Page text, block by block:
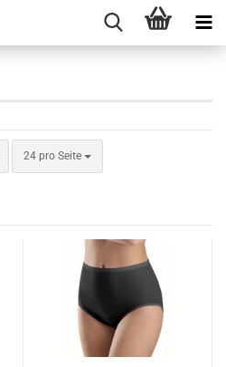
24 pro Seite
pro Seite